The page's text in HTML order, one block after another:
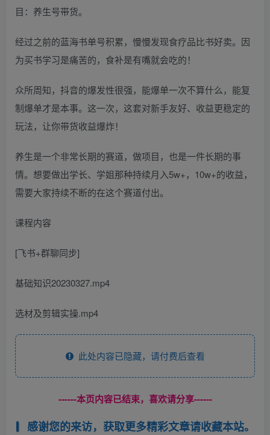
目：养生号带货。
经过之前的蓝海书单号积累，慢慢发现食疗品比书好卖。因
为买书学习是痛苦的，食补是有嘴就会吃的！
众所周知，抖音的爆发性很强，能爆单一次不算什么，能复
制爆单才是本事。这一次，这套对新手友好、收益更稳定的
玩法，让你带货收益爆炸！
养生是一个非常长期的赛道，做项目，也是一件长期的事
情。想要做出学长、学姐那种持续月入5w+，10w+的收益，
需要大家持续不断的在这个赛道付出。
课程内容
[飞书+群聊同步]
基础知识20230327.mp4
选材及剪辑实操.mp4
此处内容已隐藏，请付费后查看
------本页内容已结束，喜欢请分享------
感谢您的来访，获取更多精彩文章请收藏本站。